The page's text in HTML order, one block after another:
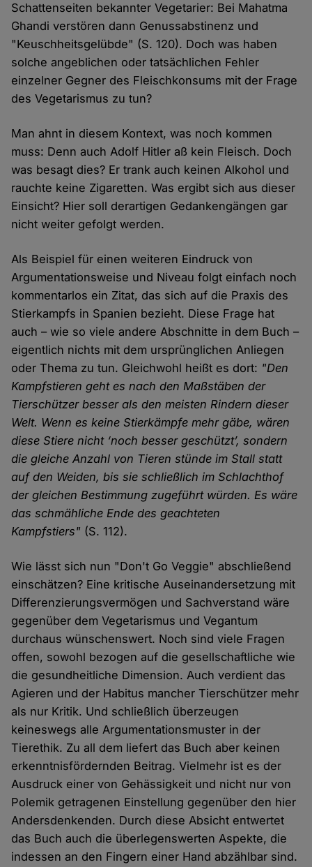
Schattenseiten bekannter Vegetarier: Bei Mahatma
Ghandi verstören dann Genussabstinenz und
"Keuschheitsgelübde" (S. 120). Doch was haben
solche angeblichen oder tatsächlichen Fehler
einzelner Gegner des Fleischkonsums mit der Frage
des Vegetarismus zu tun?
Man ahnt in diesem Kontext, was noch kommen
muss: Denn auch Adolf Hitler aß kein Fleisch. Doch
was besagt dies? Er trank auch keinen Alkohol und
rauchte keine Zigaretten. Was ergibt sich aus dieser
Einsicht? Hier soll derartigen Gedankengängen gar
nicht weiter gefolgt werden.
Als Beispiel für einen weiteren Eindruck von
Argumentationsweise und Niveau folgt einfach noch
kommentarlos ein Zitat, das sich auf die Praxis des
Stierkampfs in Spanien bezieht. Diese Frage hat
auch – wie so viele andere Abschnitte in dem Buch –
eigentlich nichts mit dem ursprünglichen Anliegen
oder Thema zu tun. Gleichwohl heißt es dort: "Den
Kampfstieren geht es nach den Maßstäben der
Tierschützer besser als den meisten Rindern dieser
Welt. Wenn es keine Stierkämpfe mehr gäbe, wären
diese Stiere nicht ‘noch besser geschützt’, sondern
die gleiche Anzahl von Tieren stünde im Stall statt
auf den Weiden, bis sie schließlich im Schlachthof
der gleichen Bestimmung zugeführt würden. Es wäre
das schmähliche Ende des geachteten
Kampfstiers" (S. 112).
Wie lässt sich nun "Don't Go Veggie" abschließend
einschätzen? Eine kritische Auseinandersetzung mit
Differenzierungsvermögen und Sachverstand wäre
gegenüber dem Vegetarismus und Vegantum
durchaus wünschenswert. Noch sind viele Fragen
offen, sowohl bezogen auf die gesellschaftliche wie
die gesundheitliche Dimension. Auch verdient das
Agieren und der Habitus mancher Tierschützer mehr
als nur Kritik. Und schließlich überzeugen
keineswegs alle Argumentationsmuster in der
Tierethik. Zu all dem liefert das Buch aber keinen
erkenntnisfördernden Beitrag. Vielmehr ist es der
Ausdruck einer von Gehässigkeit und nicht nur von
Polemik getragenen Einstellung gegenüber den hier
Andersdenkenden. Durch diese Absicht entwertet
das Buch auch die überlegenswerten Aspekte, die
indessen an den Fingern einer Hand abzählbar sind.